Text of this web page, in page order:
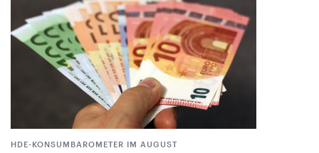
HDE-KONSUMBAROMETER IM AUGUST